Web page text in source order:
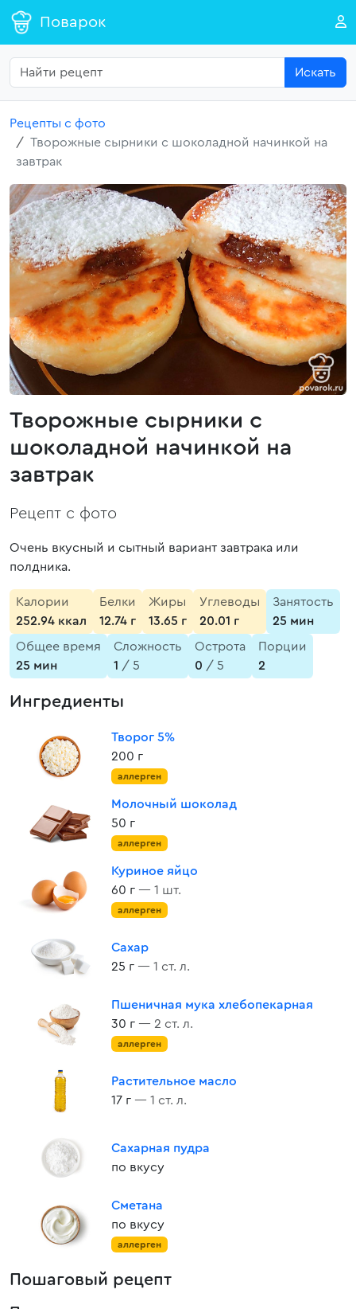
Поварок
Искать
Рецепты с фото
Творожные сырники с шоколадной начинкой на
завтрак
Творожные сырники с
шоколадной начинкой на
завтрак
Рецепт с фото
Очень вкусный и сытный вариант завтрака или
полдника.
Калории
252.94 ккал
Белки
12.74 г
Жиры
13.65 г
Углеводы
20.01 г
Занятость
25 мин
Общее время
25 мин
Сложность
1 / 5
Острота
0 / 5
Порции
2
Ингредиенты
Творог 5%
200 г
аллерген
Молочный шоколад
50 г
аллерген
Куриное яйцо
60 г — 1 шт.
аллерген
Сахар
25 г — 1 ст. л.
Пшеничная мука хлебопекарная
30 г — 2 ст. л.
аллерген
Растительное масло
17 г — 1 ст. л.
Сахарная пудра
по вкусу
Сметана
по вкусу
аллерген
Пошаговый рецепт